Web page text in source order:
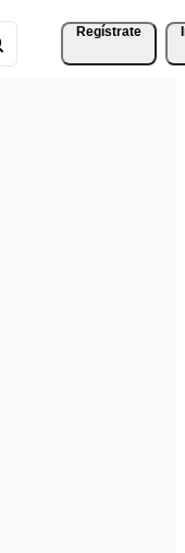
Regístrate